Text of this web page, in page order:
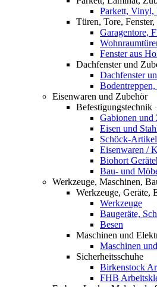
Parkett,
Türen, Tore, Fenster,
Garagentore,
Fenster aus
Dachfenster und
Dachfenster
Eisenwaren und Zubehör
Befestigungstechnik
Gabionen und
Eisen und
Schöck-Artikel
Eisenwaren /
Biohort
Bau- und
Werkzeuge, Maschinen,
Werkzeuge, Geräte,
Werkzeuge
Baugeräte,
Besen
Maschinen und
Maschinen
Sicherheitsschuhe
Birkenstock
FHB